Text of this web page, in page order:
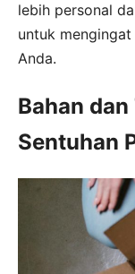
lebih personal
untuk
Anda.
Bahan
Sentuhan